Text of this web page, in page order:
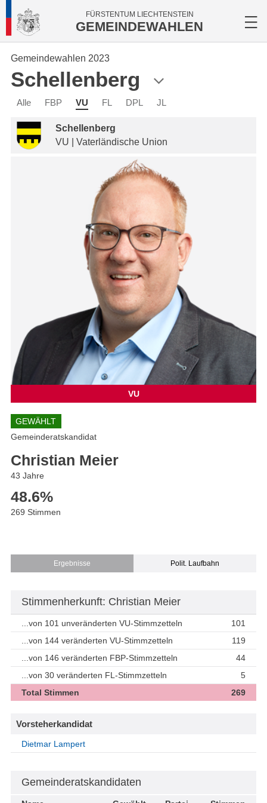
FÜRSTENTUM LIECHTENSTEIN
GEMEINDEWAHLEN
Gemeindewahlen 2023
Schellenberg
Alle FBP VU FL DPL JL
Schellenberg
VU | Vaterländische Union
VU
GEWÄHLT
Gemeinderatskandidat
Christian Meier
43 Jahre
48.6%
269 Stimmen
Ergebnisse Polit. Laufbahn
Stimmenherkunft: Christian Meier
...von 101 unveränderten VU-Stimmzetteln
101
...von 144 veränderten VU-Stimmzetteln
119
...von 146 veränderten FBP-Stimmzetteln
44
...von 30 veränderten FL-Stimmzetteln
5
Total Stimmen
269
Vorsteherkandidat
Dietmar Lampert
Gemeinderatskandidaten